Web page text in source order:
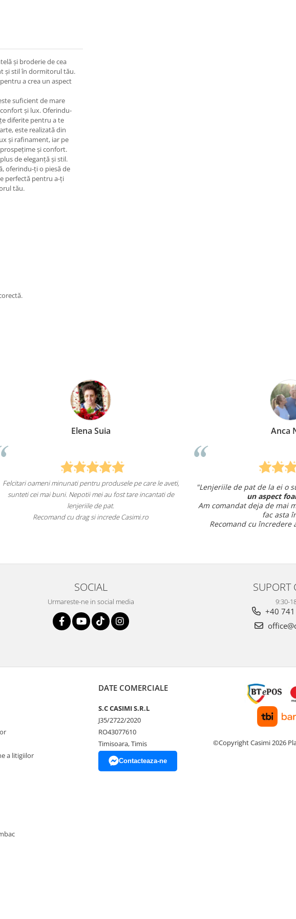
și broderie de cea
și stil în dormitorul tău.
a crea un aspect
suficient de mare
și lux. Oferindu-
diferite pentru a te
este realizată din
și rafinament, iar pe
și confort.
de eleganță și stil.
oferindu-ți o piesă de
perfectă pentru a-ți
tău.
produsele pe care le aveti,
au fost tare incantati de
increde Casimi.ro
"Lenjeriile de pat de la ei o suntde înaltă calitate și cu
un aspect foarte frumos.
Am comandat deja de mai multe ori și voi continua să
Recomand cu încredere acest magazin online!"
SOCIAL
Urmareste-ne in social media
SUPORT
9:30-
+40
a litigiilor
DATE COMERCIALE
S.C CASIMI S.R.L
J35/2722/2020
RO43077610
Timisoara, Timis
Contacteaza-ne
©Copyright Casimi 2026